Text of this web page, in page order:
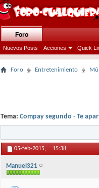
Foro
Nuevos Posts Acciones Quick
Foro Entretenimiento
Tema: Compay segundo - Te
05-feb-2015, 15:38
Manuel321